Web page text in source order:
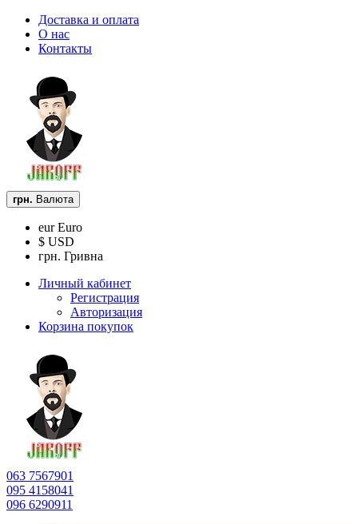
Доставка и оплата
О нас
Контакты
грн. Валюта
eur Euro
$ USD
грн. Гривна
Личный кабинет
Регистрация
Авторизация
Корзина покупок
063 7567901
095 4158041
096 6290911